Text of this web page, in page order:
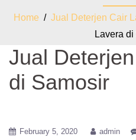
Home / Jual Deterjen Cair
Lavera
Jual
di Samosir
February 5, 2020 admin